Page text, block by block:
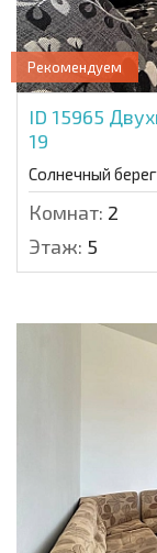
Рекомендуем
ID 15965
19
Солнечный берег
Комнат: 2
Этаж: 5